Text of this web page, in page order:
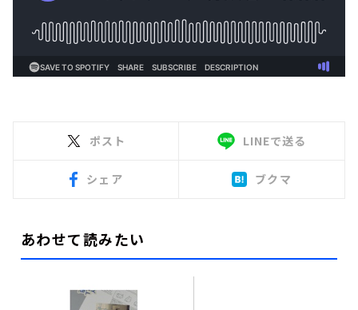
ポスト LINEで送る
シェア ブクマ
あわせて読みたい